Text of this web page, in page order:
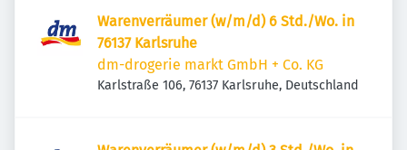
Warenverräumer (w/m/d) 6 Std./Wo. in
76137 Karlsruhe
dm-drogerie markt GmbH + Co. KG
Karlstraße 106, 76137 Karlsruhe, Deutschland